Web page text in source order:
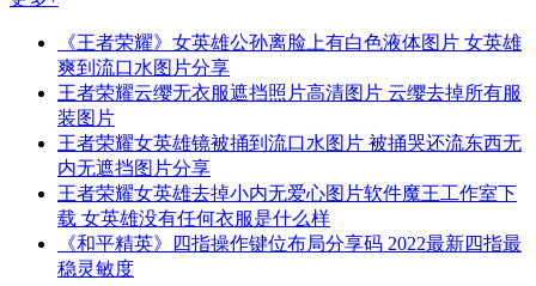
《王者荣耀》女英雄公孙离脸上有白色液体图片 女英雄
爽到流口水图片分享
王者荣耀云缨无衣服遮挡照片高清图片 云缨去掉所有服
装图片
王者荣耀女英雄镜被捅到流口水图片 被捅哭还流东西无
内无遮挡图片分享
王者荣耀女英雄去掉小内无爱心图片软件魔王工作室下
载 女英雄没有任何衣服是什么样
《和平精英》四指操作键位布局分享码 2022最新四指最
稳灵敏度